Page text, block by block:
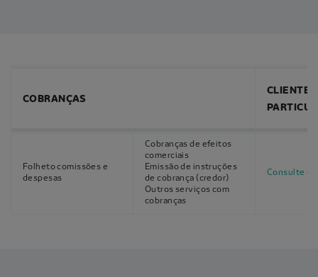
COBRANÇAS
CLIENTES
Folheto comissões e
despesas
Cobranças de efeitos
comerciais
Emissão de instruções
de cobrança (credor)
Outros serviços com
cobranças
Consulte o